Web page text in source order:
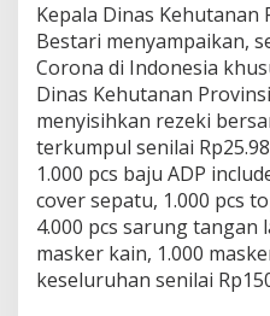
Kepala Dinas Kehutanan
Bestari menyampaikan,
Corona di Indonesia
Dinas Kehutanan
menyisihkan rezeki
terkumpul senilai
1.000 pcs baju ADP
cover sepatu, 1.000 pcs
4.000 pcs sarung tangan
masker kain, 1.000
keseluruhan senilai